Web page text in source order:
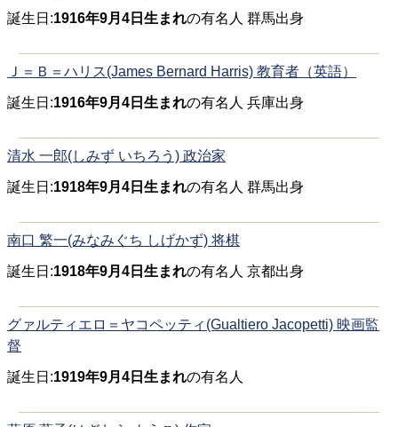
誕生日:1916年9月4日生まれの有名人 群馬出身
Ｊ＝Ｂ＝ハリス(James Bernard Harris) 教育者（英語）
誕生日:1916年9月4日生まれの有名人 兵庫出身
清水 一郎(しみず いちろう) 政治家
誕生日:1918年9月4日生まれの有名人 群馬出身
南口 繁一(みなみぐち しげかず) 将棋
誕生日:1918年9月4日生まれの有名人 京都出身
グァルティエロ＝ヤコペッティ(Gualtiero Jacopetti) 映画監
督
誕生日:1919年9月4日生まれの有名人